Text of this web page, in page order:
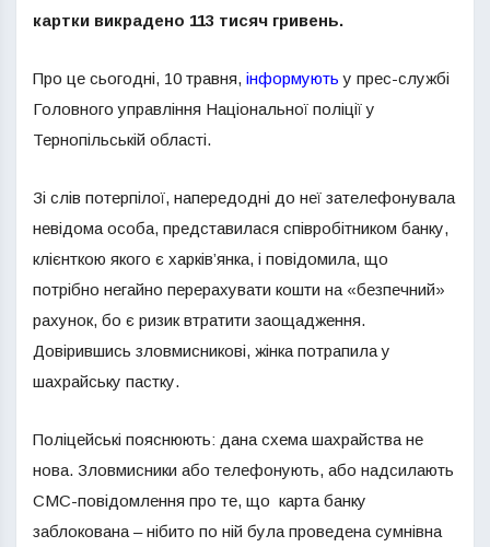
картки викрадено 113 тисяч гривень.
Про це сьогодні, 10 травня, інформують у прес-службі
Головного управління Національної поліції у
Тернопільській області.
Зі слів потерпілої, напередодні до неї зателефонувала
невідома особа, представилася співробітником банку,
клієнткою якого є харків’янка, і повідомила, що
потрібно негайно перерахувати кошти на «безпечний»
рахунок, бо є ризик втратити заощадження.
Довірившись зловмисникові, жінка потрапила у
шахрайську пастку.
Поліцейські пояснюють: дана схема шахрайства не
нова. Зловмисники або телефонують, або надсилають
СМС-повідомлення про те, що карта банку
заблокована – нібито по ній була проведена сумнівна